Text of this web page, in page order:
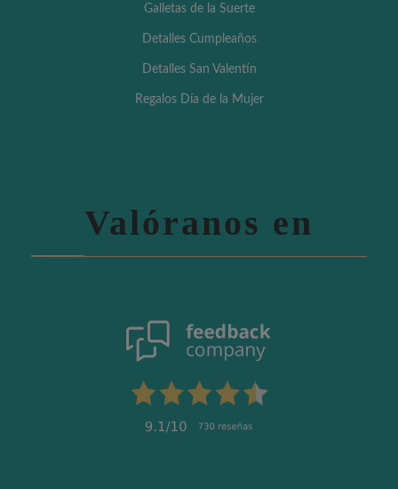
Galletas de la Suerte
Detalles Cumpleaños
Detalles San Valentín
Regalos Día de la Mujer
Valóranos en